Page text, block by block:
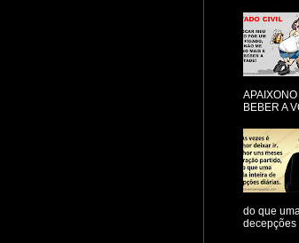
BEBER A
do que
decepções